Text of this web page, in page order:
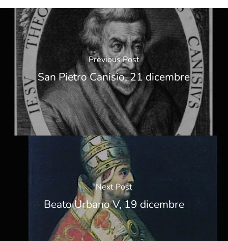
Previous Post
San Pietro Canisio, 21 dicembre
Next Post
Beato Urbano V, 19 dicembre